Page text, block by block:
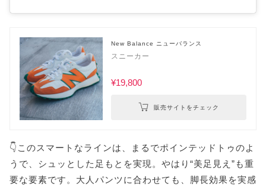
New Balance ニューバランス
スニーカー
¥19,800
販売サイトをチェック
👇このスマートなラインは、まるでポインテッドトゥのよ
うで、シュッとした足もとを実現。やはり“美足見え”も重
要な要素です。大人パンツに合わせても、脚長効果を実感